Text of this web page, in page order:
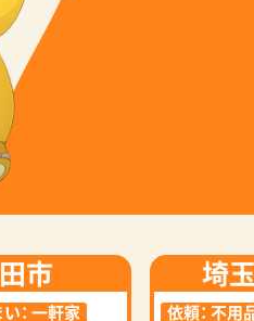
市
： 一軒家
埼
依頼： 不用